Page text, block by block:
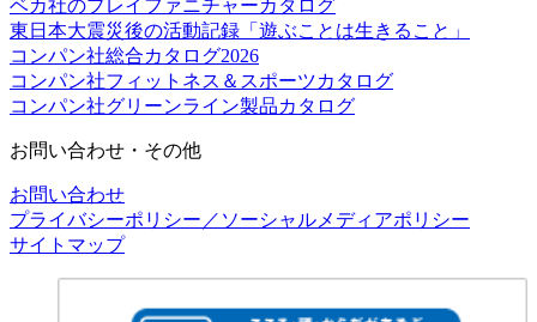
ベカ社のプレイファニチャーカタログ
東日本大震災後の活動記録「遊ぶことは生きること」
コンパン社総合カタログ2026
コンパン社フィットネス＆スポーツカタログ
コンパン社グリーンライン製品カタログ
お問い合わせ・その他
お問い合わせ
プライバシーポリシー／ソーシャルメディアポリシー
サイトマップ